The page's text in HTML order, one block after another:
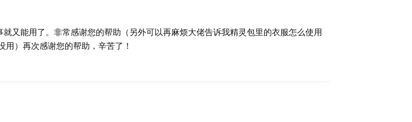
又能用了。非常感谢您的帮助（另外可以再麻烦大佬告诉我精灵包里的衣服怎么使用
）再次感谢您的帮助，辛苦了！